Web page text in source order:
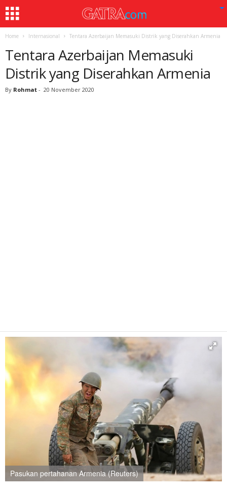
Home Internasional Tentara Azerbaijan Memasuki Distrik yang Diserahkan Armenia
Tentara Azerbaijan Memasuki
Distrik yang Diserahkan Armenia
By Rohmat - 20 November 2020
Pasukan pertahanan Armenia (Reuters)